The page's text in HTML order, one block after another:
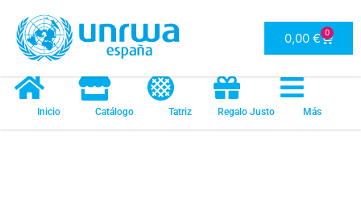
0,00 € 0
Tienda
Inicio Catálogo Tatriz Regalo Justo Más